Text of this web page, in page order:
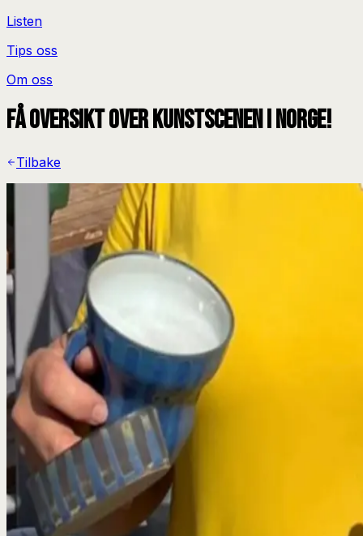
Listen
Tips oss
Om oss
Få oversikt over kunstscenen i Norge!
Tilbake